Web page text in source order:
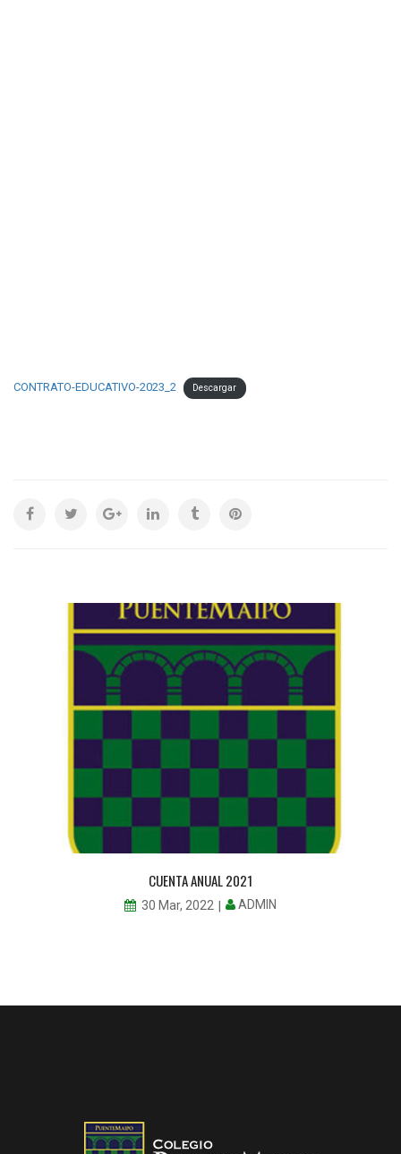
CONTRATO-EDUCATIVO-2023_2 Descargar
CUENTA ANUAL 2021
30 Mar, 2022 ADMIN